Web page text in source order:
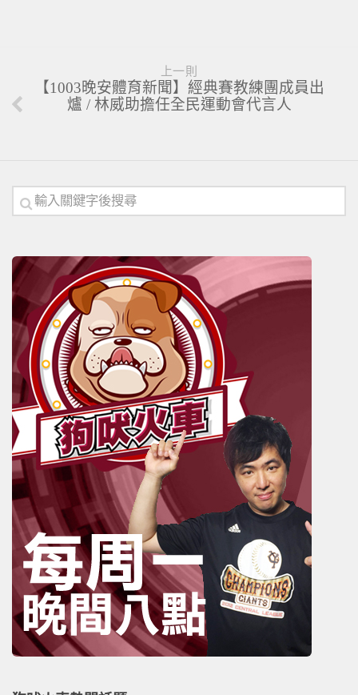
上一則
【1003晚安體育新聞】經典賽教練團成員出
爐 / 林威助擔任全民運動會代言人